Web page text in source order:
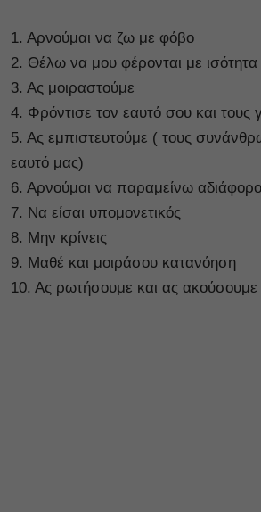
1. Αρνούμαι να ζω με φόβο
2. Θέλω να μου φέρονται με ισότητα
3. Ας μοιραστούμε
4. Φρόντισε τον εαυτό σου και
5. Ας εμπιστευτούμε ( τους
εαυτό μας)
6. Αρνούμαι να παραμείνω
7. Να είσαι υπομονετικός
8. Μην κρίνεις
9. Μαθέ και μοιράσου κατανόηση
10. Ας ρωτήσουμε και ας ακούσουμε